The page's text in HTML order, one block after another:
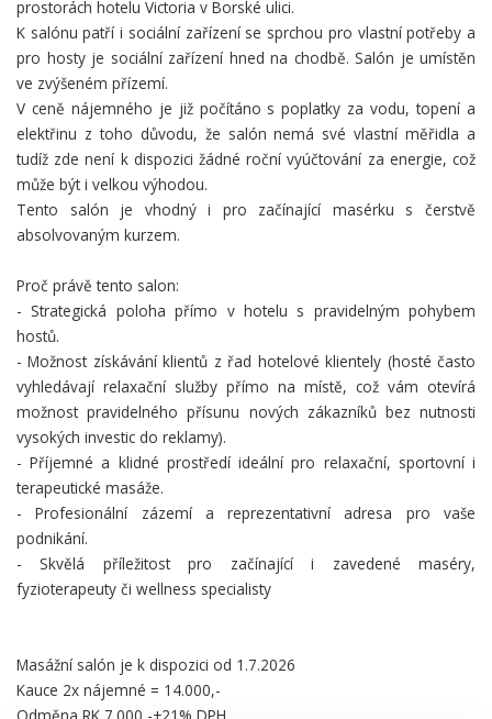
prostorách hotelu Victoria v Borské ulici.
K salónu patří i sociální zařízení se sprchou pro vlastní potřeby a
pro hosty je sociální zařízení hned na chodbě. Salón je umístěn
ve zvýšeném přízemí.
V ceně nájemného je již počítáno s poplatky za vodu, topení a
elektřinu z toho důvodu, že salón nemá své vlastní měřidla a
tudíž zde není k dispozici žádné roční vyúčtování za energie, což
může být i velkou výhodou.
Tento salón je vhodný i pro začínající masérku s čerstvě
absolvovaným kurzem.
Proč právě tento salon:
- Strategická poloha přímo v hotelu s pravidelným pohybem
hostů.
- Možnost získávání klientů z řad hotelové klientely (hosté často
vyhledávají relaxační služby přímo na místě, což vám otevírá
možnost pravidelného přísunu nových zákazníků bez nutnosti
vysokých investic do reklamy).
- Příjemné a klidné prostředí ideální pro relaxační, sportovní i
terapeutické masáže.
- Profesionální zázemí a reprezentativní adresa pro vaše
podnikání.
- Skvělá příležitost pro začínající i zavedené maséry,
fyzioterapeuty či wellness specialisty
Masážní salón je k dispozici od 1.7.2026
Kauce 2x nájemné = 14.000,-